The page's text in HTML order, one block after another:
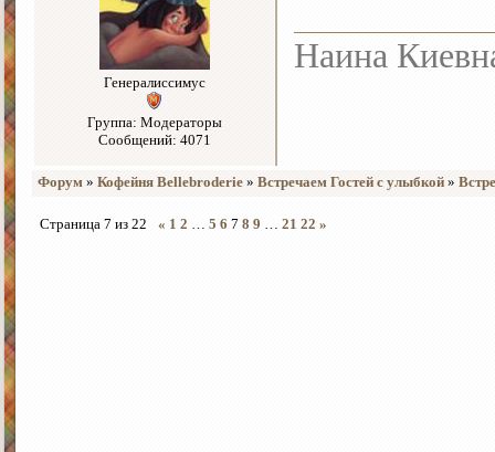
Генералиссимус
Группа: Модераторы
Сообщений: 4071
Наина
Форум » Кофейня Bellebroderie » Встречаем Гостей с улыбкой »
Страница 7 из 22 « 1 2 … 5 6 7 8 9 … 21 22 »